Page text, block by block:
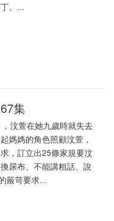
。...
集
汶萱在她九歲時就失去
媽媽的角色照顧汶萱，
，訂立出25條家規要汶
尿布、不能講粗話、說
嚴苛要求...